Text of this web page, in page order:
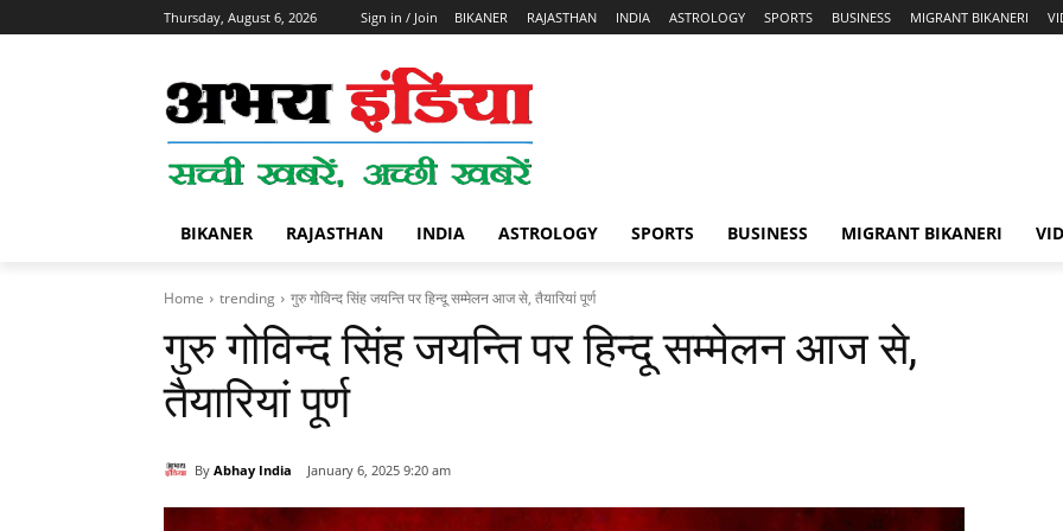
Thursday, August 6, 2026 Sign in / Join BIKANER RAJASTHAN INDIA ASTROLOGY SPORTS BUSINESS MIGRANT BIKANERI
BIKANER RAJASTHAN INDIA ASTROLOGY SPORTS BUSINESS MIGRANT BIKANERI
Home trending गुरु गोविन्द सिंह जयन्ति पर हिन्‍दू सम्‍मेलन आज से, तैयारियां पूर्ण
गुरु गोविन्द सिंह जयन्ति पर हिन्‍दू सम्‍मेलन आज से,
तैयारियां पूर्ण
By Abhay India January 6, 2025 9:20 am